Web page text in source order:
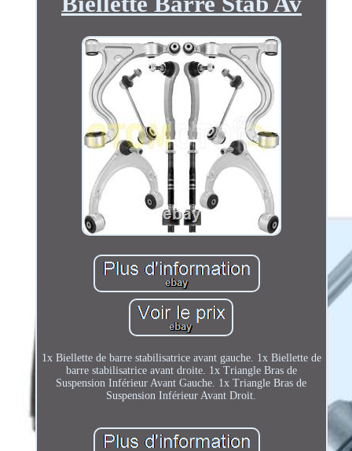
1x Biellette de barre stabilisatrice avant gauche. 1x Biellette de
barre stabilisatrice avant droite. 1x Triangle Bras de
Suspension Inférieur Avant Gauche. 1x Triangle Bras de
Suspension Inférieur Avant Droit.